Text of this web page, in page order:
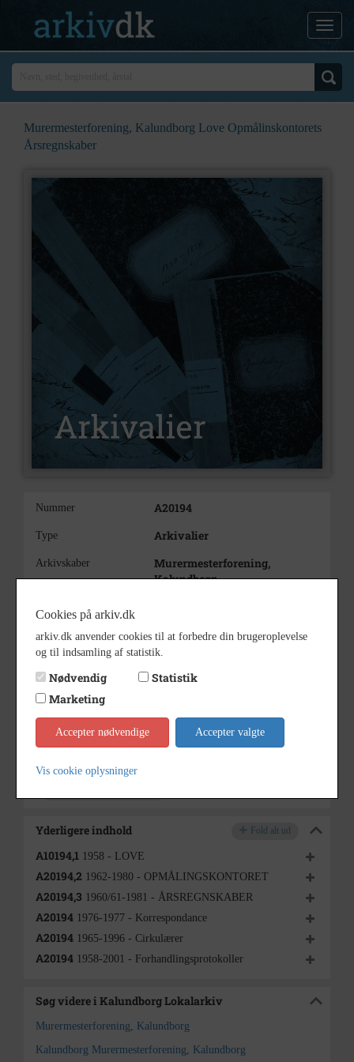
Murermesterforening, Kalundborg Love Opmålinskontorets
Årsregnskaber
Nummer A20194
Type Arkivalier
Arkivskaber
Murermesterforening,
Kalundborg
Kalundborg
Periode
Dateringsnote 1958-1981
Arkiv Kalundborg Lokalarkiv
Yderligere indhold Fold alt ud
A10194,1 1958 - LOVE
A20194,2 1962-1980 - OPMÅLINGSKONTORET
A20194,3 1960/61-1981 - ÅRSREGNSKABER
A20194 1976-1977 - Korrespondance
A20194 1965-1996 - Cirkulærer
A20194 1958-2001 - Forhandlingsprotokoller
Søg videre i Kalundborg Lokalarkiv
Murermesterforening, Kalundborg
Kalundborg Murermesterforening, Kalundborg
Cookies på arkiv.dk
arkiv.dk anvender cookies til at forbedre din brugeroplevelse
og til indsamling af statistik.
Nødvendig
Statistik
Marketing
Accepter nødvendige Accepter valgte
Vis cookie oplysninger